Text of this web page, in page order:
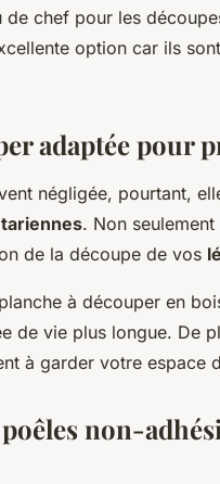
chef pour les
option car ils
adaptée pour
négligée, pourtant,
. Non
de la découpe de vos
à découper en
de vie plus longue. De
à garder votre espace
poêles non-